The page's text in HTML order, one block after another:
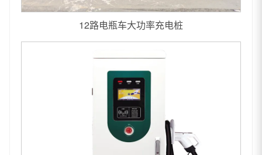
12路电瓶车大功率充电桩